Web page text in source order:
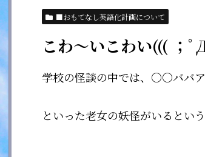
■おもてなし英語化計画について
こわ〜いこわい((( ；
学校の怪談の中では、〇〇ババ
といった老女の妖怪がいるとい